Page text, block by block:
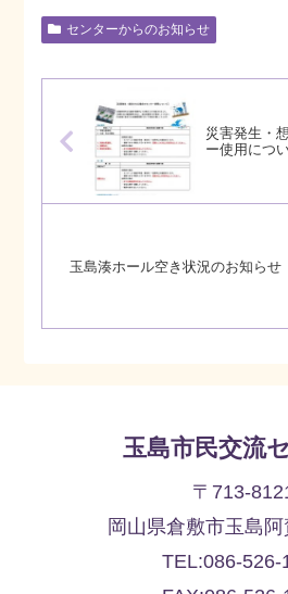
センターからのお知らせ
災害発生・
ー使用につ
玉島湊ホール空き状況のお知らせ
玉島市民交流
〒713-
岡山県倉敷市玉島
TEL:086-526-